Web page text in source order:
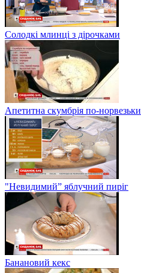
Солодкі млинці з дірочками
Апетитна скумбрія по-норвезьки
"Невидимий” яблучний пиріг
Банановий кекс